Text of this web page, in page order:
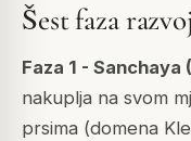
Šest faza
Faza 1 - Sanchaya
nakuplja na svom
prsima (domena